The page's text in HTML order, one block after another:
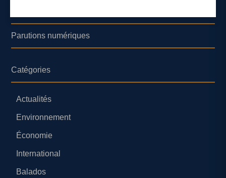
Parutions numériques
Catégories
Actualités
Environnement
Économie
International
Balados